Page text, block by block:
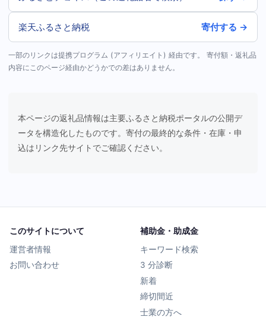
楽天ふるさと納税 寄付する →
一部のリンクは提携プログラム (アフィリエイト) 経由です。 寄付額・返礼品
内容にこのページ経由かどうかでの差はありません。
本ページの返礼品情報は主要ふるさと納税ポータルの公開デ
ータを構造化したものです。寄付の最終的な条件・在庫・申
込はリンク先サイトでご確認ください。
このサイトについて
運営者情報
お問い合わせ
補助金・助成金
キーワード検索
3 分診断
新着
締切間近
士業の方へ